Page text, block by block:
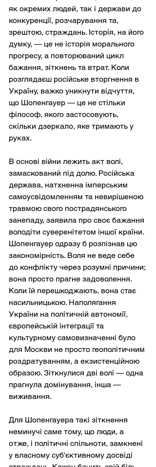
як окремих людей, так і держави до
конкуренції, розчарування та,
зрештою, страждань. Історія, на його
думку, — це не історія морального
прогресу, а повторюваний цикл
бажання, зіткнень та втрат. Коли
розглядаєш російське вторгнення в
Україну, важко уникнути відчуття,
що Шопенгауер — це не стільки
філософ, якого застосовують,
скільки дзеркало, яке тримають у
руках.
В основі війни лежить акт волі,
замаскований під долю. Російська
держава, натхненна імперським
самоусвідомленням та невирішеною
травмою свого пострадянського
занепаду, заявила про своє бажання
володіти суверенітетом іншої країни.
Шопенгауер одразу б розпізнав цю
закономірність. Воля не веде себе
до конфлікту через розумні причини;
вона просто прагне задоволення.
Коли їй перешкоджають, вона стає
насильницькою. Наполягання
України на політичній автономії,
європейській інтеграції та
культурному самовизначенні було
для Москви не просто геополітичним
роздратуванням, а екзистенційною
образою. Зіткнулися дві волі — одна
прагнула домінування, інша —
виживання.
Для Шопенгауера такі зіткнення
неминучі саме тому, що люди, а
отже, і політичні спільноти, замкнені
у власному суб'єктивному досвіді